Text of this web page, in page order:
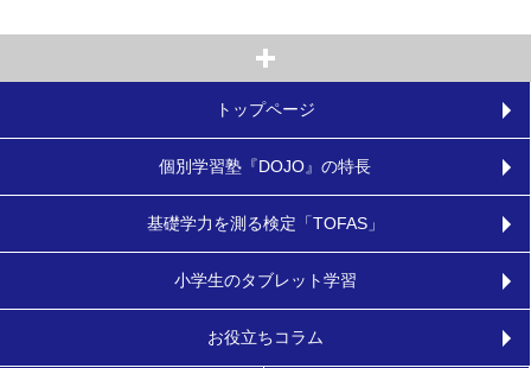
トップページ
個別学習塾『DOJO』の特長
基礎学力を測る検定「TOFAS」
小学生のタブレット学習
お役立ちコラム